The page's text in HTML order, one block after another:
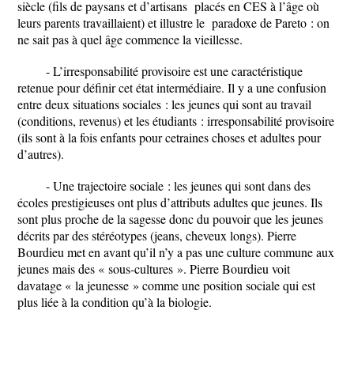
siècle (fils de paysans et d’artisans placés en CES à l’âge où
leurs parents travaillaient) et illustre le paradoxe de Pareto : on
ne sait pas à quel âge commence la vieillesse.
- L’irresponsabilité provisoire est une caractéristique
retenue pour définir cet état intermédiaire. Il y a une confusion
entre deux situations sociales : les jeunes qui sont au travail
(conditions, revenus) et les étudiants : irresponsabilité provisoire
(ils sont à la fois enfants pour cetraines choses et adultes pour
d’autres).
- Une trajectoire sociale : les jeunes qui sont dans des
écoles prestigieuses ont plus d’attributs adultes que jeunes. Ils
sont plus proche de la sagesse donc du pouvoir que les jeunes
décrits par des stéréotypes (jeans, cheveux longs). Pierre
Bourdieu met en avant qu’il n’y a pas une culture commune aux
jeunes mais des « sous-cultures ». Pierre Bourdieu voit
davatage « la jeunesse » comme une position sociale qui est
plus liée à la condition qu’à la biologie.